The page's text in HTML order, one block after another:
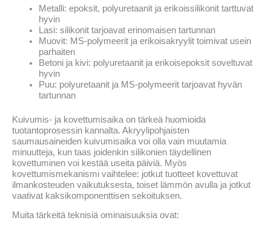
Metalli: epoksit, polyuretaanit ja erikoissilikonit tarttuvat
hyvin
Lasi: silikonit tarjoavat erinomaisen tartunnan
Muovit: MS-polymeerit ja erikoisakryylit toimivat usein
parhaiten
Betoni ja kivi: polyuretaanit ja erikoisepoksit soveltuvat
hyvin
Puu: polyuretaanit ja MS-polymeerit tarjoavat hyvän
tartunnan
Kuivumis- ja kovettumisaika on tärkeä huomioida
tuotantoprosessin kannalta. Akryylipohjaisten
saumausaineiden kuivumisaika voi olla vain muutamia
minuutteja, kun taas joidenkin silikonien täydellinen
kovettuminen voi kestää useita päiviä. Myös
kovettumismekanismi vaihtelee: jotkut tuotteet kovettuvat
ilmankosteuden vaikutuksesta, toiset lämmön avulla ja jotkut
vaativat kaksikomponenttisen sekoituksen.
Muita tärkeitä teknisiä ominaisuuksia ovat: